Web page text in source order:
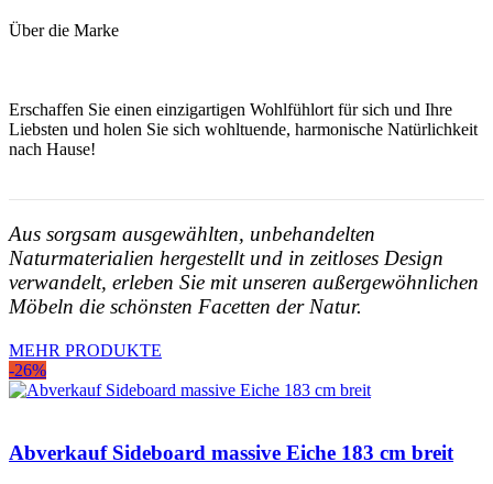
Über die Marke
Erschaffen Sie einen einzigartigen Wohlfühlort für sich und Ihre
Liebsten und holen Sie sich wohltuende, harmonische Natürlichkeit
nach Hause!
Aus sorgsam ausgewählten, unbehandelten
Naturmaterialien hergestellt und in zeitloses Design
verwandelt, erleben Sie mit unseren außergewöhnlichen
Möbeln die schönsten Facetten der Natur.
MEHR PRODUKTE
-26%
Abverkauf Sideboard massive Eiche 183 cm breit